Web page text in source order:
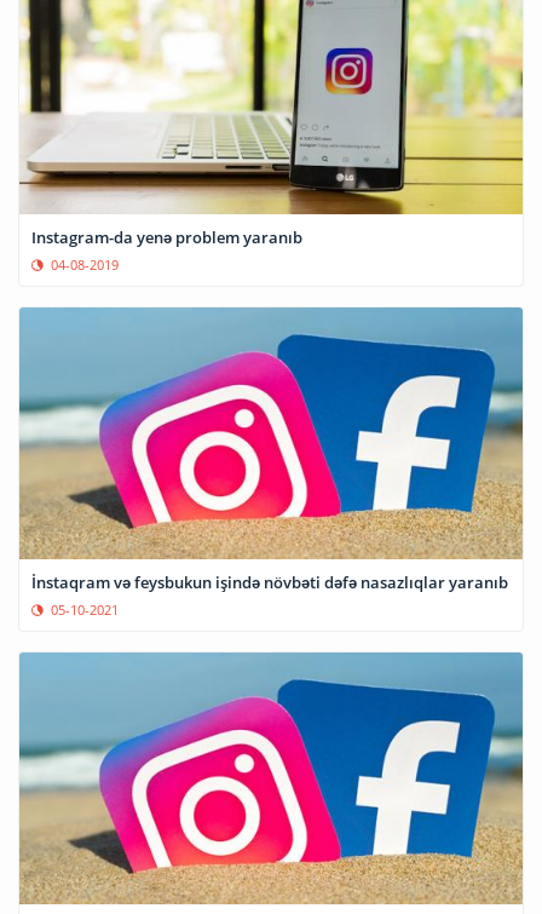
Instagram-da yenə problem yaranıb
04-08-2019
İnstaqram və feysbukun işində növbəti dəfə nasazlıqlar yaranıb
05-10-2021